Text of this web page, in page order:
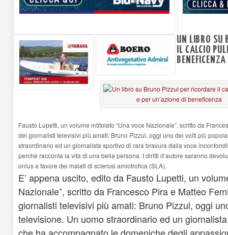
UN LIBRO SU
IL CALCIO
BENEFICENZA
Fausto Lupetti, un volume intitolato “Una voce Nazionale”, scritto da
dei giornalisti televisivi più amati: Bruno Pizzul, oggi uno dei volti più
straordinario ed un giornalista sportivo di rara bravura dalla voce
perchè racconta la vita di una bella persona. I diritti d’autore saranno
onlus a favore dei malati di sclerosi amiotrofica (SLA).
E’ appena uscito, edito da Fausto Lupetti, un
Nazionale”, scritto da Francesco Pira e Matteo
giornalisti televisivi più amati: Bruno Pizzul, oggi
televisione. Un uomo straordinario ed un